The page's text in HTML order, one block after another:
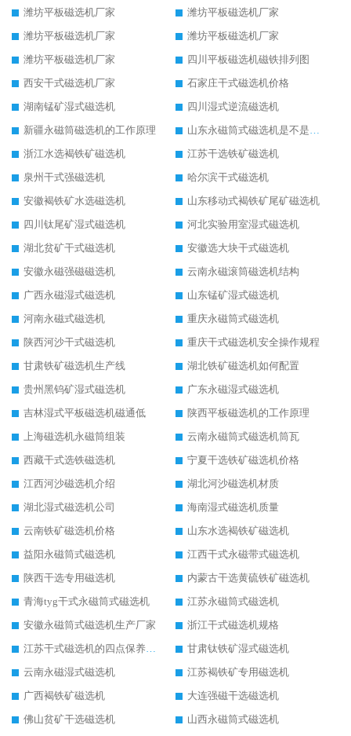
潍坊平板磁选机厂家
潍坊平板磁选机厂家
潍坊平板磁选机厂家
潍坊平板磁选机厂家
潍坊平板磁选机厂家
四川平板磁选机磁铁排列图
西安干式磁选机厂家
石家庄干式磁选机价格
湖南锰矿湿式磁选机
四川湿式逆流磁选机
新疆永磁筒磁选机的工作原理
山东永磁筒式磁选机是不是强磁
浙江水选褐铁矿磁选机
江苏干选铁矿磁选机
泉州干式强磁选机
哈尔滨干式磁选机
安徽褐铁矿水选磁选机
山东移动式褐铁矿尾矿磁选机
四川钛尾矿湿式磁选机
河北实验用室湿式磁选机
湖北贫矿干式磁选机
安徽选大块干式磁选机
安徽永磁强磁磁选机
云南永磁滚筒磁选机结构
广西永磁湿式磁选机
山东锰矿湿式磁选机
河南永磁式磁选机
重庆永磁筒式磁选机
陕西河沙干式磁选机
重庆干式磁选机安全操作规程
甘肃铁矿磁选机生产线
湖北铁矿磁选机如何配置
贵州黑钨矿湿式磁选机
广东永磁湿式磁选机
吉林湿式平板磁选机磁通低
陕西平板磁选机的工作原理
上海磁选机永磁筒组装
云南永磁筒式磁选机筒瓦
西藏干式选铁磁选机
宁夏干选铁矿磁选机价格
江西河沙磁选机介绍
湖北河沙磁选机材质
湖北湿式磁选机公司
海南湿式磁选机质量
云南铁矿磁选机价格
山东水选褐铁矿磁选机
益阳永磁筒式磁选机
江西干式永磁带式磁选机
陕西干选专用磁选机
内蒙古干选黄硫铁矿磁选机
青海tyg干式永磁筒式磁选机
江苏永磁筒式磁选机
安徽永磁筒式磁选机生产厂家
浙江干式磁选机规格
江苏干式磁选机的四点保养秘籍
甘肃钛铁矿湿式磁选机
云南永磁湿式磁选机
江苏褐铁矿专用磁选机
广西褐铁矿磁选机
大连强磁干选磁选机
佛山贫矿干选磁选机
山西永磁筒式磁选机